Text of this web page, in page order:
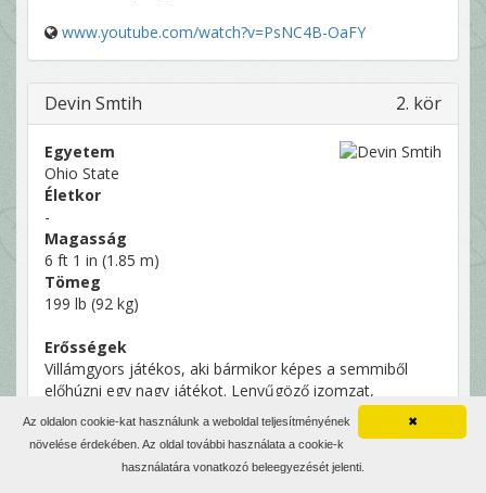
www.youtube.com/watch?v=PsNC4B-OaFY
Devin Smtih 2. kör
Egyetem
Ohio State
Életkor
-
Magasság
6 ft 1 in (1.85 m)
Tömeg
199 lb (92 kg)
Erősségek
Villámgyors játékos, aki bármikor képes a semmiből
előhúzni egy nagy játékot. Lenyűgöző izomzat,
természetes mozgással. Hihetetlen gyorsan szedi a
lábát. Meccseket eldöntő sebessége mellé megvan az
érzéke a hosszú passzok leszedéséhez is. Nem lassít
elkapás közben, visszanézve is tudja, hová jön a labda.
✖
Az oldalon cookie-kat használunk a weboldal teljesítményének
növelése érdekében. Az oldal további használata a cookie-k
használatára vonatkozó beleegyezését jelenti.